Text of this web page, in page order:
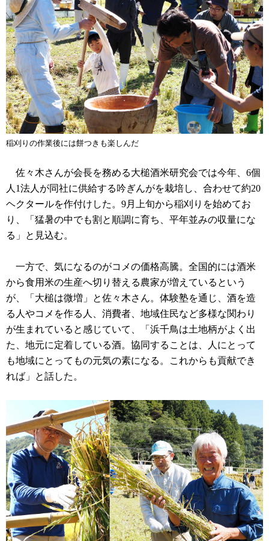
稲刈りの作業後には餅つきも楽しんだ
佐々木さんが会長を務める大槌酒米研究会では今年、6個
人1法人が同社に供給する吟ぎんがを栽培し、合わせて約20
ヘクタールを作付けした。9月上旬から稲刈りを始めてお
り、「猛暑の中でも割と順調に育ち、平年並みの収量にな
る」と見込む。
一方で、気になるのがコメの価格高騰。全国的には酒米
から食用米の生産へ切り替える農家が増えているという
が、「大槌は微増」と佐々木さん。体験塾を通じ、酒を造
る人やコメを作る人、消費者、地域住民など多様な関わり
が生まれていると感じていて、「浜千鳥は土地柄がよく出
た、地元に定着している酒。協同することは、人にとって
も地域にとってもの元気の素になる。これからも貢献でき
れば」と話した。